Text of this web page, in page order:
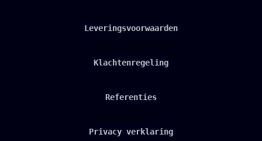
Leveringsvoorwaarden
Klachtenregeling
Referenties
Privacy verklaring